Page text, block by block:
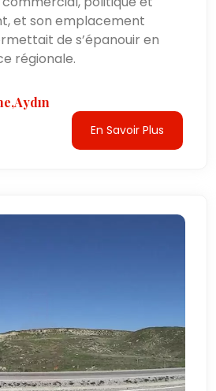
et son emplacement
de s’épanouir en
régionale.
En Savoir Plus